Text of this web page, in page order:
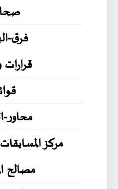
فرق-
قرارات
مركز
مصالح